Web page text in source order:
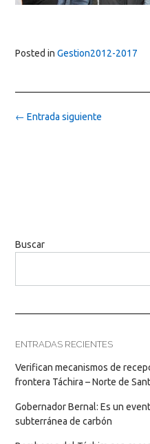
Posted in Gestion2012-2017
Post
← Entrada siguiente
Buscar
ENTRADAS RECIENTES
Verifican mecanismos de
frontera Táchira – Norte de
Gobernador Bernal: Es un
subterránea de carbón